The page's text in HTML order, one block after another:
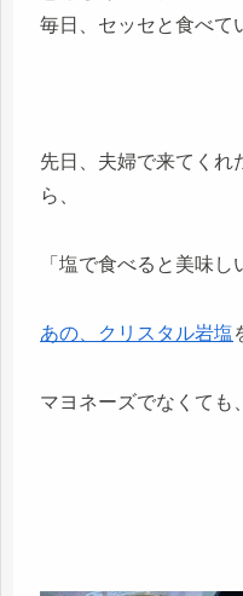
毎日、セッセと食べて
先日、夫婦で来てくれ
ら、
「塩で食べると美味し
あの、クリスタル岩塩
マヨネーズでなくても